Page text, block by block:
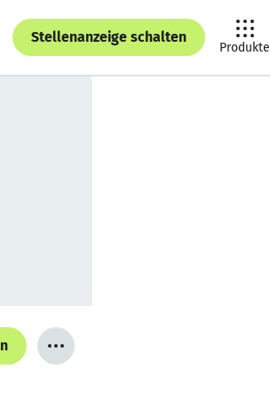
Stellenanzeige schalten
Produkte